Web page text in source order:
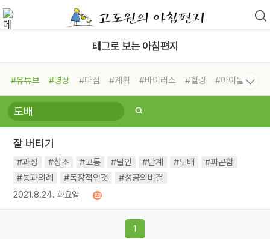
태그로 보는 아침편지
#유튜브 #명상 #다짐 #계획 #바이러스 #힐링
#아이들
#비전캠프
#독서캠프 #삶
#희망
#나눔 #친구 #링컨학교
#독서
#건강
잘 버티기
#과정 #창조 #고통 #달인 #단계 #도배
#피곤함
#통과의례
#독창적인것 #성공의비결
2021.8.24. 화요일
1